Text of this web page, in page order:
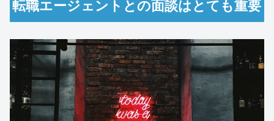
転職エージェントとの面談はとても重要